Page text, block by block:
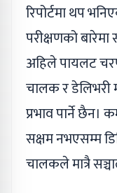
रिपोर्टमा थप
परीक्षणको बारेमा
अहिले पायलट
चालक र डेलिभरी
प्रभाव पार्ने छैन।
सक्षम नभएसम्म
चालकले मात्रै